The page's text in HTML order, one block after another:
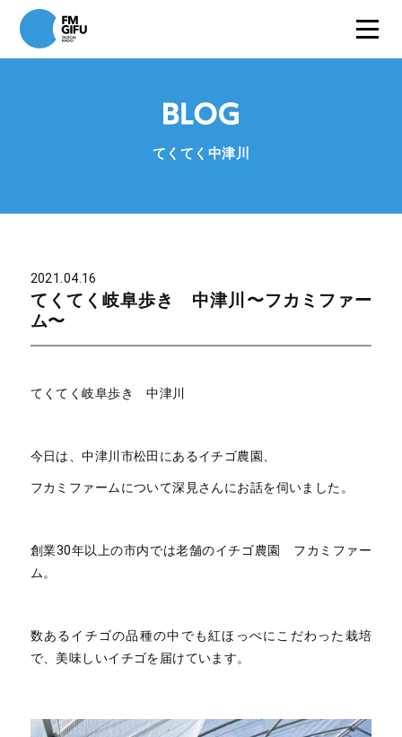
てくてく中津川
2021.04.16
てくてく岐阜歩き 中津川〜フカミファー
ム〜
てくてく岐阜歩き 中津川
今日は、中津川市松田にあるイチゴ農園、
フカミファームについて深見さんにお話を伺いました。
創業30年以上の市内では老舗のイチゴ農園 フカミファー
ム。
数あるイチゴの品種の中でも紅ほっぺにこだわった栽培
で、美味しいイチゴを届けています。